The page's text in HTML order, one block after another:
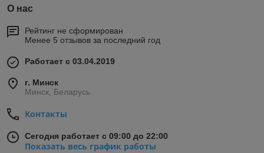
О нас
Рейтинг не сформирован
Менее 5 отзывов за последний год
Работает с 03.04.2019
г. Минск
Минск, Беларусь
Контакты
Сегодня работает с 09:00 до 22:00
Показать весь график работы